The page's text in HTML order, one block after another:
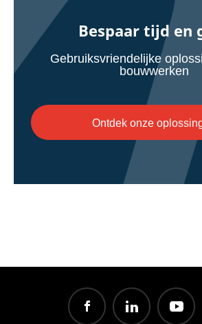
Bespaar tijd en
Gebruiksvriendelijke
bouwwerken
Ontdek onze